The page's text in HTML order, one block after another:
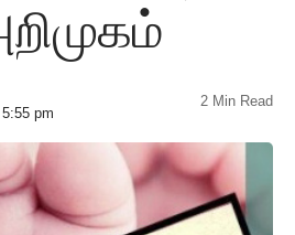
pm
2 Min Read